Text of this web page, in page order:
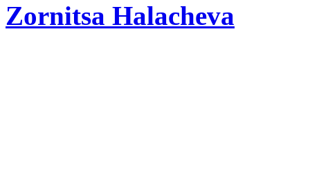
Zornitsa Halacheva